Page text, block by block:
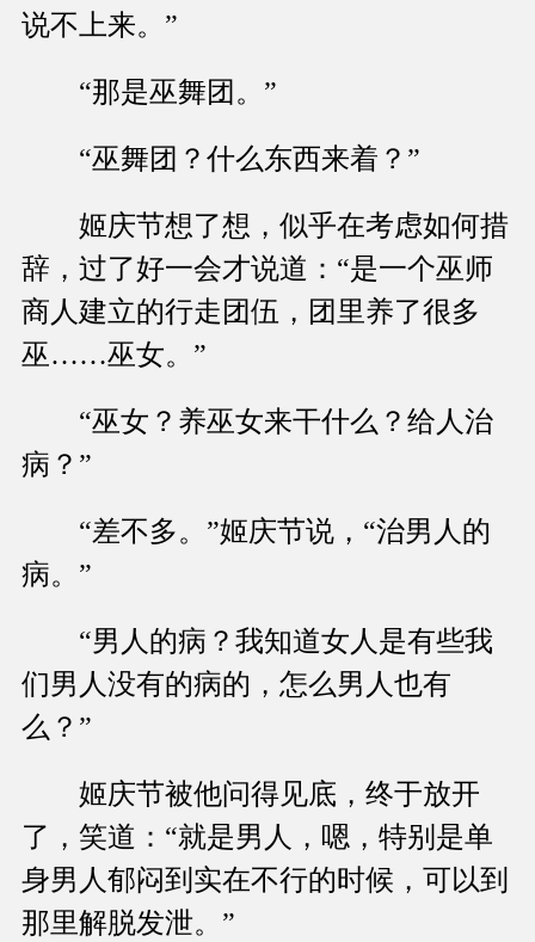
说不上来。”
“那是巫舞团。”
“巫舞团？什么东西来着？”
姬庆节想了想，似乎在考虑如何措
辞，过了好一会才说道：“是一个巫师
商人建立的行走团伍，团里养了很多
巫……巫女。”
“巫女？养巫女来干什么？给人治
病？”
“差不多。”姬庆节说，“治男人的
病。”
“男人的病？我知道女人是有些我
们男人没有的病的，怎么男人也有
么？”
姬庆节被他问得见底，终于放开
了，笑道：“就是男人，嗯，特别是单
身男人郁闷到实在不行的时候，可以到
那里解脱发泄。”